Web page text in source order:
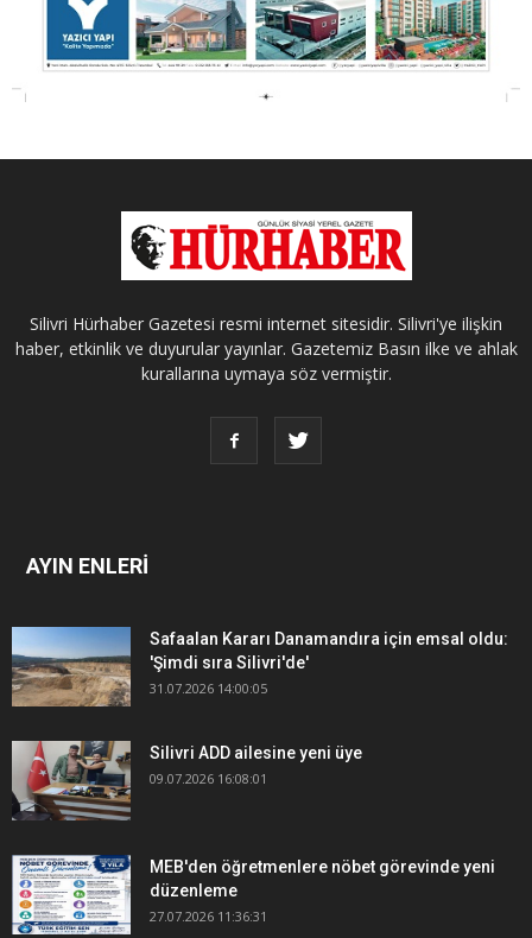
Silivri Hürhaber Gazetesi resmi internet sitesidir. Silivri'ye ilişkin
haber, etkinlik ve duyurular yayınlar. Gazetemiz Basın ilke ve ahlak
kurallarına uymaya söz vermiştir.
AYIN ENLERİ
Safaalan Kararı Danamandıra için emsal oldu:
'Şimdi sıra Silivri'de'
31.07.2026 14:00:05
Silivri ADD ailesine yeni üye
09.07.2026 16:08:01
MEB'den öğretmenlere nöbet görevinde yeni
düzenleme
27.07.2026 11:36:31